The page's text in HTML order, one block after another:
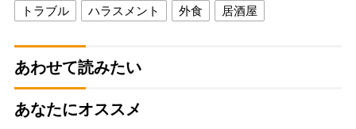
トラブル ハラスメント 外食 居酒屋
あわせて読みたい
あなたにオススメ